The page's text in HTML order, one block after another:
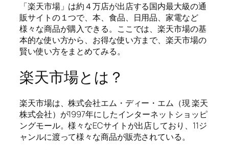
「楽天市場」は約４万店が出店する国内最大級の通
販サイトの１つで、本、食品、日用品、家電など
様々な商品が購入できる。ここでは、楽天市場の基
本的な使い方から、お得な使い方まで、楽天市場の
賢い使い方をまとめてみる。
楽天市場とは？
楽天市場は、株式会社エム・ディー・エム（現 楽天
株式会社）が1997年にしたインターネットショッピ
ングモール。様々なECサイトが出店しており、11ジ
ャンルに渡って様々な商品が販売されている。